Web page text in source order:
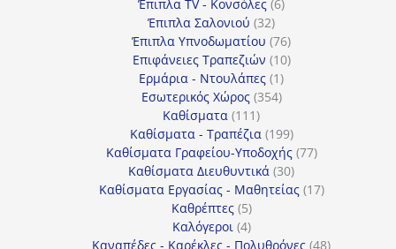
Έπιπλα TV - Κονσόλες 6
Έπιπλα Σαλονιού 3232
προϊόντα
Έπιπλα Υπνοδωματίου 7676
προϊόντα
Επιφάνειες Τραπεζιών 1010
Ερμάρια - Ντουλάπες 11
προϊόν
Εσωτερικός Χώρος 354354
Καθίσματα 111111
προϊόντα
Καθίσματα - Τραπέζια 199199
προϊόντα
Καθίσματα Γραφείου-Υποδοχής 7777
Καθίσματα Διευθυντικά 3030
προϊόντα
Καθίσματα Εργασίας - Μαθητείας 1717
Καθρέπτες 55
προϊόντα
Καλόγεροι 44
προϊόντα
Καναπέδες - Καρέκλες - Πολυθρόνες 4848